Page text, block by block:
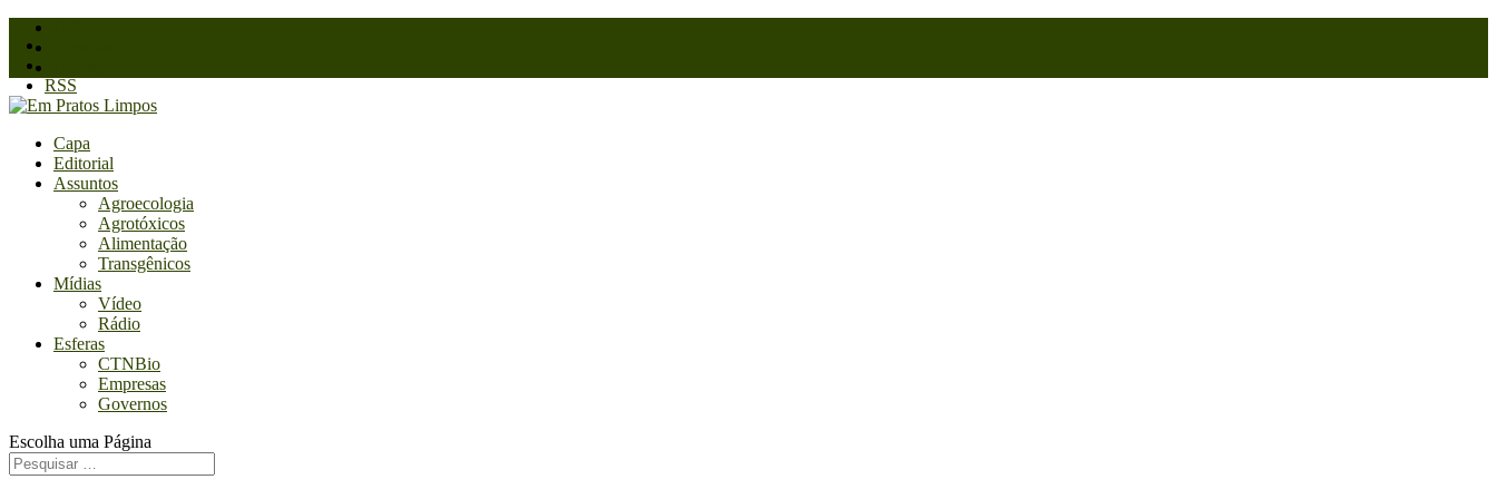
RSS
Capa
Editorial
Assuntos
Agroecologia
Agrotóxicos
Alimentação
Transgênicos
Mídias
Vídeo
Rádio
Esferas
CTNBio
Empresas
Governos
Escolha uma Página